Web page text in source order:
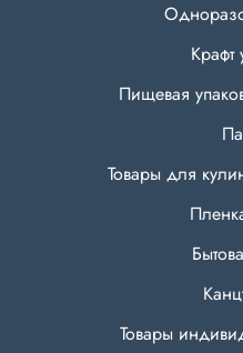
Крафт
Пищевая
Товары для
Товары